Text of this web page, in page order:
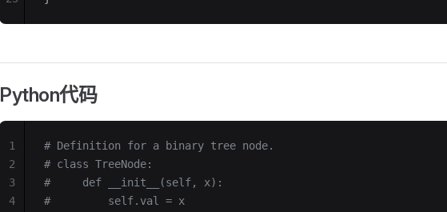
Python代码
# Definition for a binary tree node.
# class TreeNode:
#     def __init__(self, x):
#         self.val = x
1
2
3
4